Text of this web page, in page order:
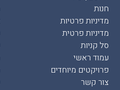
חנות
מדיניות פרטיות
מדיניות פרטית
סל קניות
עמוד ראשי
פרויקטים מיוחדים
צור קשר